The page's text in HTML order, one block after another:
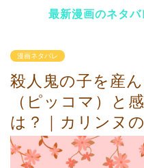
最新漫画のネタ
漫画ネタバレ
殺人鬼の子を産
（ピッコマ）と
は？｜カリンヌ